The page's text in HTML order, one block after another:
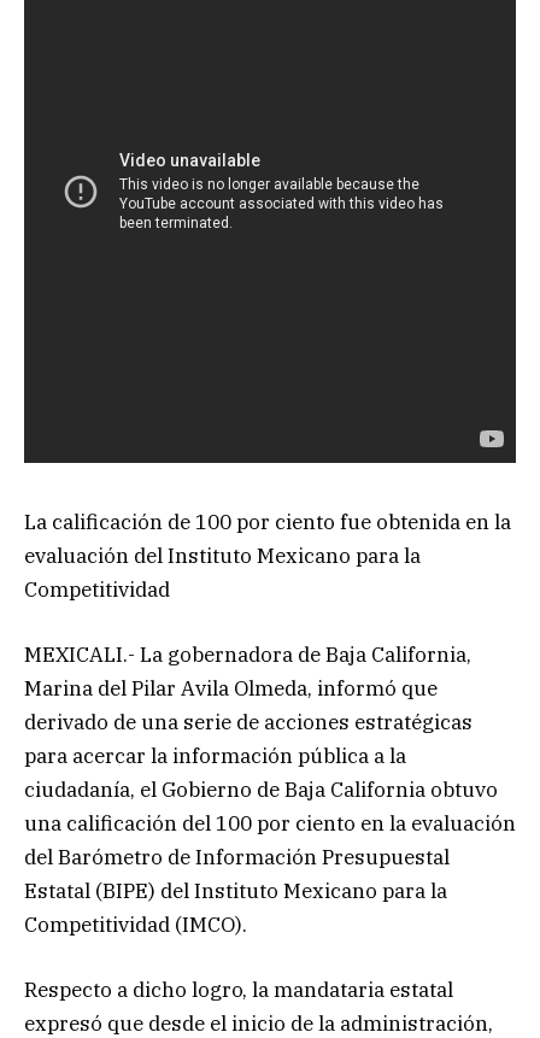
La calificación de 100 por ciento fue obtenida en la
evaluación del Instituto Mexicano para la
Competitividad
MEXICALI.- La gobernadora de Baja California,
Marina del Pilar Avila Olmeda, informó que
derivado de una serie de acciones estratégicas
para acercar la información pública a la
ciudadanía, el Gobierno de Baja California obtuvo
una calificación del 100 por ciento en la evaluación
del Barómetro de Información Presupuestal
Estatal (BIPE) del Instituto Mexicano para la
Competitividad (IMCO).
Respecto a dicho logro, la mandataria estatal
expresó que desde el inicio de la administración,